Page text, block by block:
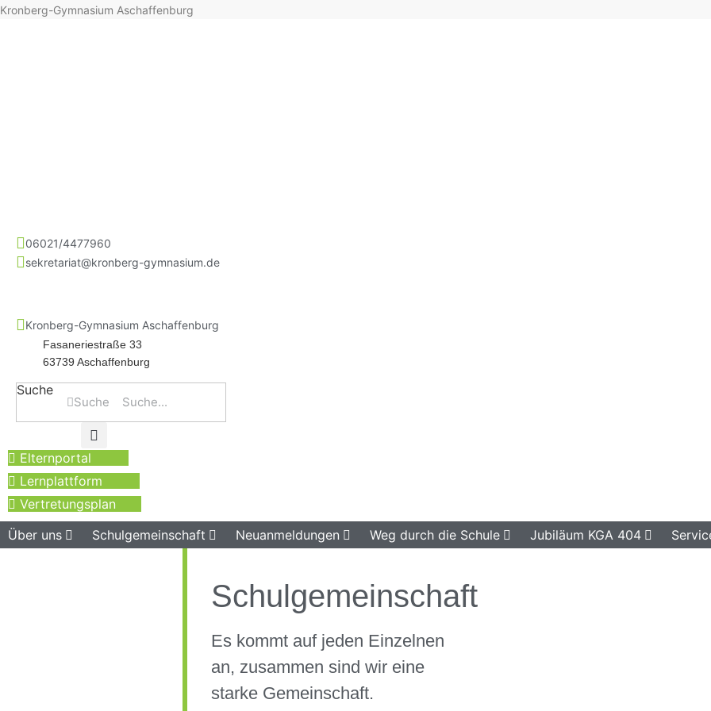
Kronberg-Gymnasium Aschaffenburg
06021/4477960
sekretariat@kronberg-gymnasium.de
Kronberg-Gymnasium Aschaffenburg
Fasaneriestraße 33
63739 Aschaffenburg
Suche
Suche
Elternportal
Lernplattform
Vertretungsplan
Über uns
Schulgemeinschaft Neuanmeldungen Weg durch die Schule Jubiläum KGA 404
Schulgemeinschaft
Es kommt auf jeden Einzelnen
an, zusammen sind wir eine
starke Gemeinschaft.